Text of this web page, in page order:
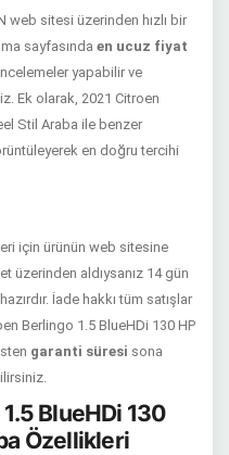
web sitesi üzerinden hızlı bir
sayfasında en ucuz fiyat
yapabilir ve
Ek olarak, 2021 Citroen
Stil Araba ile benzer
en doğru tercihi
leri için ürünün web sitesine
üzerinden aldıysanız 14 gün
İade hakkı tüm satışlar
Berlingo 1.5 BlueHDi 130 HP
garanti süresi sona
BlueHDi 130
Özellikleri